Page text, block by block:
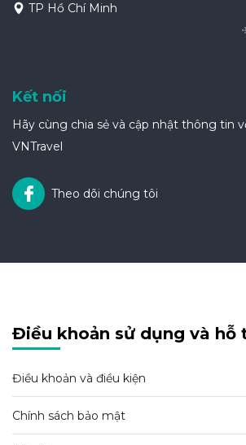
TP Hồ Chí Minh
Kết nối
Hãy cùng chia sẻ và cập nhật thông tin
VNTravel
Theo dõi chúng tôi
Điều khoản sử dụng và hỗ
Điều khoản và điều kiện
Chính sách bảo mật